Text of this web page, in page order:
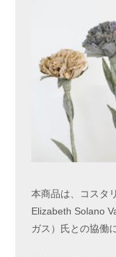
本商品は、コスタ
Elizabeth Solano
ガス）氏との協働